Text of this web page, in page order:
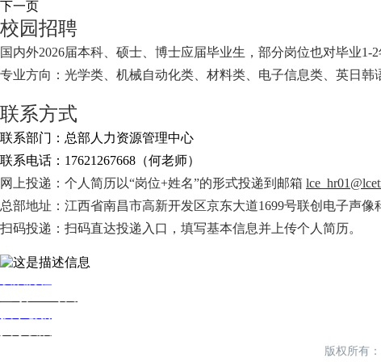
下一页
校园招聘
国内外2026届本科、硕士、博士应届毕业生，部分岗位也对毕业1-
专业方向：光学类、机械自动化类、材料类、电子信息类、英日韩
联系方式
联系部门：总部人力资源管理中心
联系电话：17621267668（何老师）
网上投递：个人简历以“岗位+姓名”的形式投递到邮箱
总部地址：江西省南昌市高新开发区京东大道1699号联创电子声像
扫码投递：扫码直达投递入口，填写基本信息并上传个人简历。
版权所有